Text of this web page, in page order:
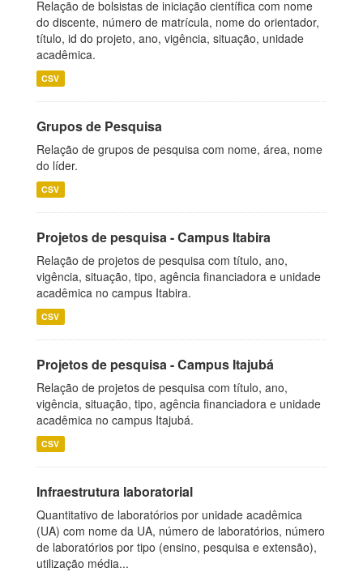
Relação de bolsistas de iniciação científica com nome
do discente, número de matrícula, nome do orientador,
título, id do projeto, ano, vigência, situação, unidade
acadêmica.
CSV
Grupos de Pesquisa
Relação de grupos de pesquisa com nome, área, nome
do líder.
CSV
Projetos de pesquisa - Campus Itabira
Relação de projetos de pesquisa com título, ano,
vigência, situação, tipo, agência financiadora e unidade
acadêmica no campus Itabira.
CSV
Projetos de pesquisa - Campus Itajubá
Relação de projetos de pesquisa com título, ano,
vigência, situação, tipo, agência financiadora e unidade
acadêmica no campus Itajubá.
CSV
Infraestrutura laboratorial
Quantitativo de laboratórios por unidade acadêmica
(UA) com nome da UA, número de laboratórios, número
de laboratórios por tipo (ensino, pesquisa e extensão),
utilização média...